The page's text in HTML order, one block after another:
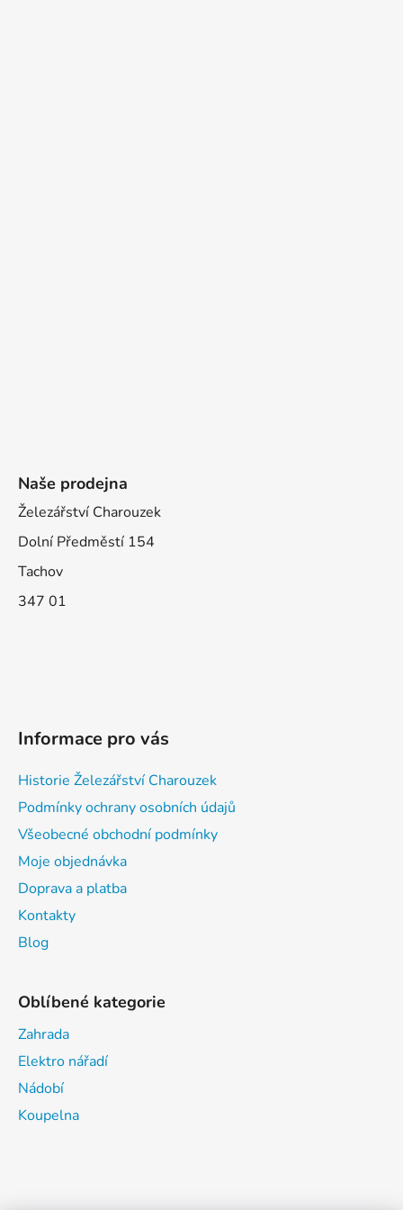
Naše prodejna
Železářství Charouzek
Dolní Předměstí 154
Tachov
347 01
Informace pro vás
Historie Železářství Charouzek
Podmínky ochrany osobních údajů
Všeobecné obchodní podmínky
Moje objednávka
Doprava a platba
Kontakty
Blog
Oblíbené kategorie
Zahrada
Elektro nářadí
Nádobí
Koupelna